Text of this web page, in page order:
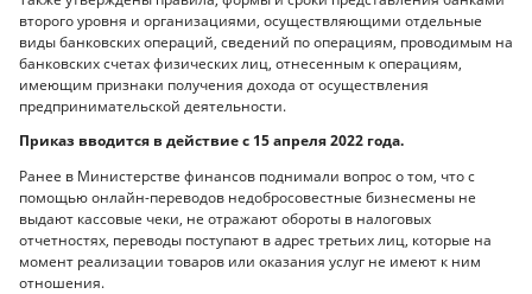
второго уровня и организациями, осуществляющими отдельные
виды банковских операций, сведений по операциям, проводимым на
банковских счетах физических лиц, отнесенным к операциям,
имеющим признаки получения дохода от осуществления
предпринимательской деятельности.
Приказ вводится в действие с 15 апреля 2022 года.
Ранее в Министерстве финансов поднимали вопрос о том, что с
помощью онлайн-переводов недобросовестные бизнесмены не
выдают кассовые чеки, не отражают обороты в налоговых
отчетностях, переводы поступают в адрес третьих лиц, которые на
момент реализации товаров или оказания услуг не имеют к ним
отношения.